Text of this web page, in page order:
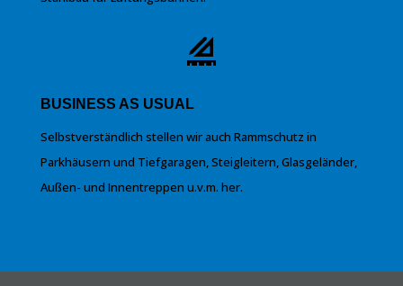
BUSINESS AS USUAL
Selbstverständlich stellen wir auch Rammschutz in
Parkhäusern und Tiefgaragen, Steigleitern, Glasgeländer,
Außen- und Innentreppen u.v.m. her.